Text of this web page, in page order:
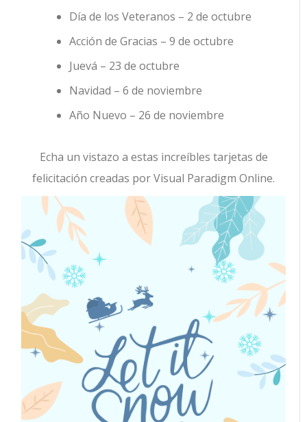
Día de los Veteranos – 2 de octubre
Acción de Gracias – 9 de octubre
Juevá – 23 de octubre
Navidad – 6 de noviembre
Año Nuevo – 26 de noviembre
Echa un vistazo a estas increíbles tarjetas de
felicitación creadas por Visual Paradigm Online.